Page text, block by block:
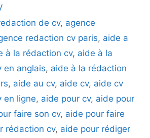
de cv, agence
redaction cv paris, aide a
à la rédaction cv, aide à la
en anglais, aide à la rédaction
, aide au cv, aide cv, aide cv
en ligne, aide pour cv, aide pour
faire son cv, aide pour faire
rédaction cv, aide pour rédiger